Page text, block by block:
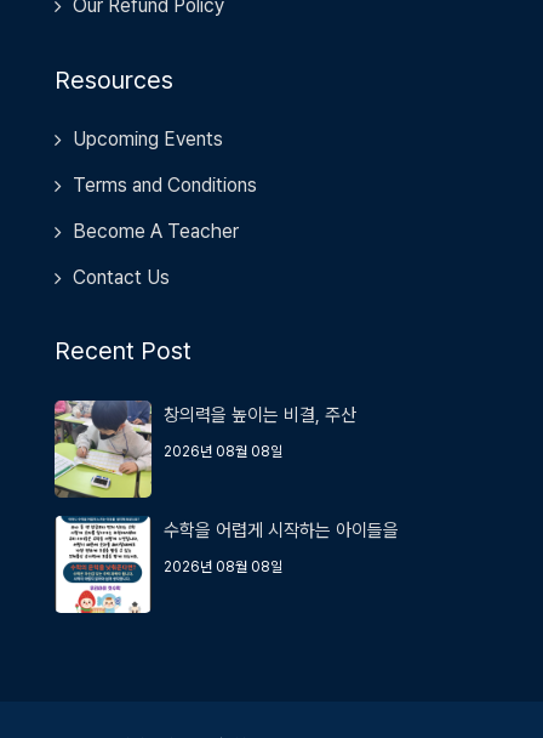
Our Refund Policy
Resources
Upcoming Events
Terms and Conditions
Become A Teacher
Contact Us
Recent Post
창의력을 높이는 비결, 주산
2026년 08월 08일
수학을 어렵게 시작하는 아이들을
2026년 08월 08일